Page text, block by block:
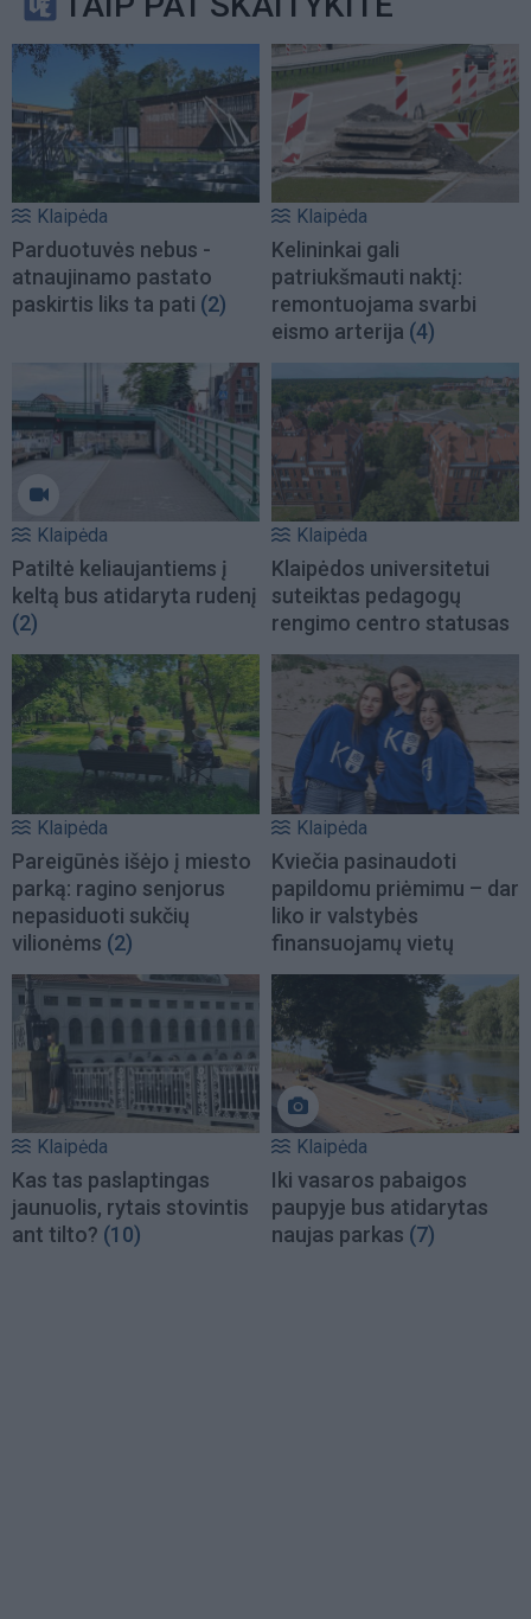
Klaipėda
Parduotuvės nebus -
atnaujinamo pastato
paskirtis liks ta pati (2)
Klaipėda
Kelininkai gali
patriukšmauti naktį:
remontuojama svarbi
eismo arterija (4)
Klaipėda
Patiltė keliaujantiems į
keltą bus atidaryta rudenį
(2)
Klaipėda
Klaipėdos universitetui
suteiktas pedagogų
rengimo centro statusas
Klaipėda
Pareigūnės išėjo į miesto
parką: ragino senjorus
nepasiduoti sukčių
vilionėms (2)
Klaipėda
Kviečia pasinaudoti
papildomu priėmimu – dar
liko ir valstybės
finansuojamų vietų
Klaipėda
Kas tas paslaptingas
jaunuolis, rytais stovintis
ant tilto? (10)
Klaipėda
Iki vasaros pabaigos
paupyje bus atidarytas
naujas parkas (7)